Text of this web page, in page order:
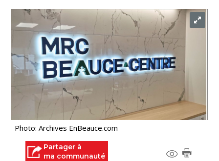
Photo: Archives EnBeauce.com
Partager à
ma communauté